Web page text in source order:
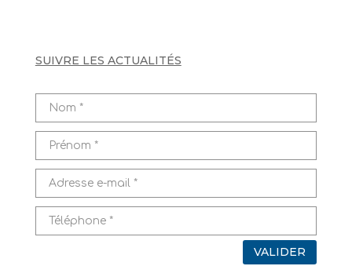
SUIVRE LES ACTUALITÉS
VALIDER